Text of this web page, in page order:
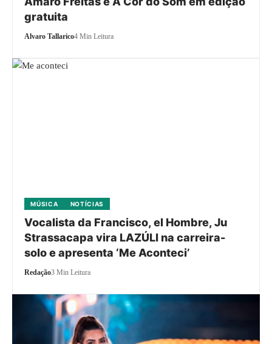
gratuita
Alvaro Tallarico4 Min Leitura
MÚSICA NOTÍCIAS
Vocalista da Francisco, el Hombre, Ju
Strassacapa vira LAZÚLI na carreira-
solo e apresenta ‘Me Aconteci’
Redação3 Min Leitura